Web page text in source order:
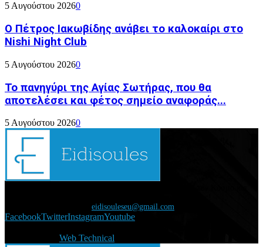
5 Αυγούστου 20260
Ο Πέτρος Ιακωβίδης ανάβει το καλοκαίρι στο
Nishi Night Club
5 Αυγούστου 20260
Το πανηγύρι της Αγίας Σωτήρας, που θα
αποτελέσει και φέτος σημείο αναφοράς...
5 Αυγούστου 20260
eidisouleseu@gmail.com
FacebookTwitterInstagramYoutube
Web Technical